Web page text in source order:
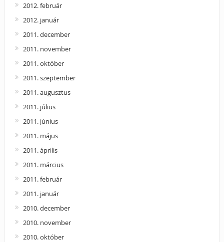
2012. február
2012. január
2011. december
2011. november
2011. október
2011. szeptember
2011. augusztus
2011. július
2011. június
2011. május
2011. április
2011. március
2011. február
2011. január
2010. december
2010. november
2010. október